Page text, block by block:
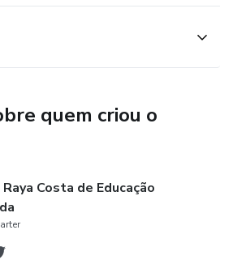
Higiênica: Compreenda as melhores
e higiene na ventosaterapia para
incorporar a ventosaterapia em
terapêuticas modernas para ampliar
quem criou o
Costa de Educação